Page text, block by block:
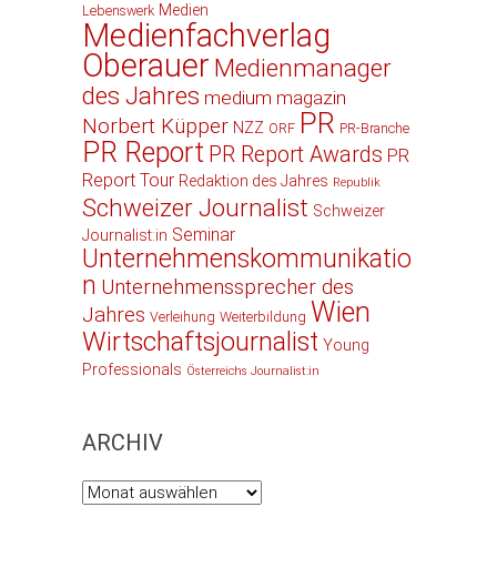
Lebenswerk Medien
Medienfachverlag
Oberauer Medienmanager
des Jahres medium magazin
Norbert Küpper NZZ ORF PR PR-Branche
PR Report PR Report Awards PR
Report Tour Redaktion des Jahres Republik
Schweizer Journalist Schweizer
Journalist:in Seminar
Unternehmenskommunikatio
n Unternehmenssprecher des
Jahres Verleihung Weiterbildung Wien
Wirtschaftsjournalist Young
Professionals Österreichs Journalist:in
ARCHIV
Archiv